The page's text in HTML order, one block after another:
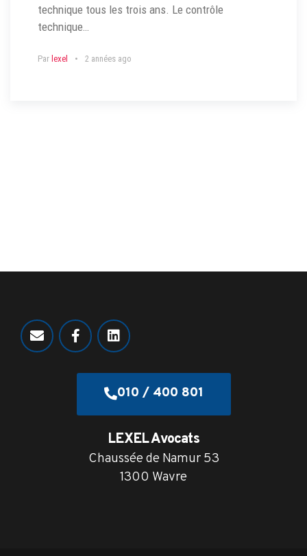
technique tous les trois ans. Le contrôle
technique…
Par lexel 2 années ago
010 / 400 801
LEXEL Avocats
Chaussée de Namur 53
1300 Wavre